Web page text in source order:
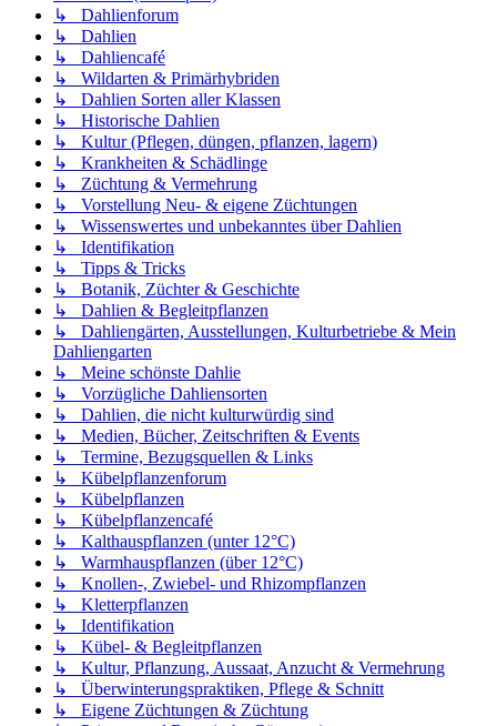
↳ Dahlienforum
↳ Dahlien
↳ Dahliencafé
↳ Wildarten & Primärhybriden
↳ Dahlien Sorten aller Klassen
↳ Historische Dahlien
↳ Kultur (Pflegen, düngen, pflanzen, lagern)
↳ Krankheiten & Schädlinge
↳ Züchtung & Vermehrung
↳ Vorstellung Neu- & eigene Züchtungen
↳ Wissenswertes und unbekanntes über Dahlien
↳ Identifikation
↳ Tipps & Tricks
↳ Botanik, Züchter & Geschichte
↳ Dahlien & Begleitpflanzen
↳ Dahliengärten, Ausstellungen, Kulturbetriebe & Mein
Dahliengarten
↳ Meine schönste Dahlie
↳ Vorzügliche Dahliensorten
↳ Dahlien, die nicht kulturwürdig sind
↳ Medien, Bücher, Zeitschriften & Events
↳ Termine, Bezugsquellen & Links
↳ Kübelpflanzenforum
↳ Kübelpflanzen
↳ Kübelpflanzencafé
↳ Kalthauspflanzen (unter 12°C)
↳ Warmhauspflanzen (über 12°C)
↳ Knollen-, Zwiebel- und Rhizompflanzen
↳ Kletterpflanzen
↳ Identifikation
↳ Kübel- & Begleitpflanzen
↳ Kultur, Pflanzung, Aussaat, Anzucht & Vermehrung
↳ Überwinterungspraktiken, Pflege & Schnitt
↳ Eigene Züchtungen & Züchtung